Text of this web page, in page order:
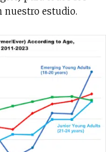
nuestro estudio.